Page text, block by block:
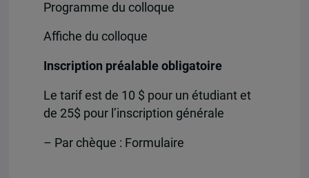
Programme du colloque
Affiche du colloque
Inscription préalable obligatoire
Le tarif est de 10 $ pour un étudiant et
de 25$ pour l’inscription générale
– Par chèque : Formulaire